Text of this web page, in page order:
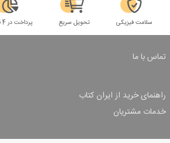
سلامت فیزیکی تحویل سریع پرداخت در 4 قسط
تماس با ما
راهنمای خرید از ایران کتاب
ثبت سفارش
شرایط ارسال سفارش
شیوه پرداخت
تخفیف‌های خرید
خدمات مشتریان